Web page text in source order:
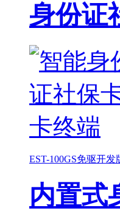
身份证
EST-100GS免驱开发
内置式